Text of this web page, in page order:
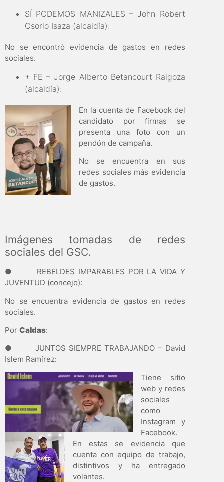
SÍ PODEMOS MANIZALES – John Robert
Osorio Isaza (alcaldía):
No se encontró evidencia de gastos en redes
sociales.
+ FE – Jorge Alberto Betancourt Raigoza
(alcaldía):
En la cuenta de Facebook del
candidato por firmas se
presenta una foto con un
pendón de campaña.
No se encuentra en sus
redes sociales más evidencia
de gastos.
Imágenes tomadas de redes
sociales del GSC.
● REBELDES IMPARABLES POR LA VIDA Y
JUVENTUD (concejo):
No se encuentra evidencia de gastos en redes
sociales.
Por Caldas:
● JUNTOS SIEMPRE TRABAJANDO – David
Islem Ramírez:
Tiene sitio
web y redes
sociales
como
Instagram y
Facebook.
En estas se evidencia que
cuenta con equipo de trabajo,
distintivos y ha entregado
volantes.